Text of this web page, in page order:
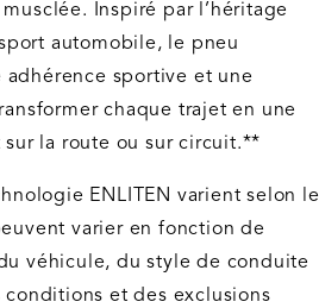
Inspiré par l’héritage
automobile, le pneu
adhérence sportive et une
chaque trajet en une
la route ou sur circuit.**
ENLITEN varient selon le
varier en fonction de
véhicule, du style de conduite
et des exclusions